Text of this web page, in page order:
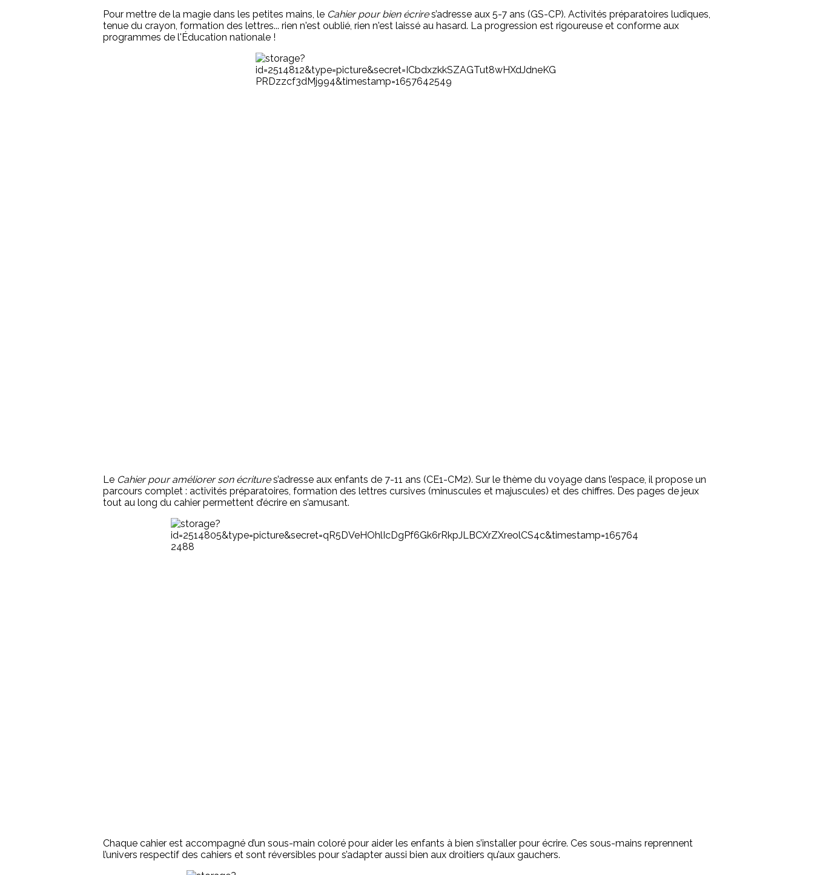
Pour mettre de la magie dans les petites mains, le Cahier pour bien écrires’adresse aux 5-7 ans (GS-CP). Activités préparatoires ludiques,
tenue du crayon, formation des lettres... rien n'est oublié, rien n'est laissé au hasard. La progression est rigoureuse et conforme aux
programmes de l'Éducation nationale !
Le Cahier pour améliorer son écritures’adresse aux enfants de 7-11 ans (CE1-CM2). Sur le thème du voyage dans l’espace, il propose un
parcours complet : activités préparatoires, formation des lettres cursives (minuscules et majuscules) et des chiffres. Des pages de jeux
tout au long du cahier permettent d’écrire en s’amusant.
Chaque cahier est accompagné d’un sous-main coloré pour aider les enfants à bien s’installer pour écrire. Ces sous-mains reprennent
l’univers respectif des cahiers et sont réversibles pour s’adapter aussi bien aux droitiers qu’aux gauchers.